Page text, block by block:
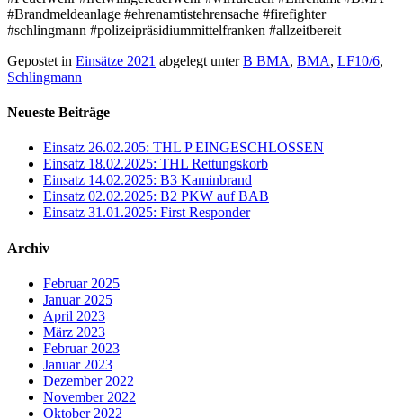
#Brandmeldeanlage #ehrenamtistehrensache #firefighter
#schlingmann #polizeipräsidiummittelfranken #allzeitbereit
Gepostet in Einsätze 2021 abgelegt unterB BMA, BMA, LF10/6,
Schlingmann
Neueste Beiträge
Einsatz 26.02.205: THL P EINGESCHLOSSEN
Einsatz 18.02.2025: THL Rettungskorb
Einsatz 14.02.2025: B3 Kaminbrand
Einsatz 02.02.2025: B2 PKW auf BAB
Einsatz 31.01.2025: First Responder
Archiv
Februar 2025
Januar 2025
April 2023
März 2023
Februar 2023
Januar 2023
Dezember 2022
November 2022
Oktober 2022